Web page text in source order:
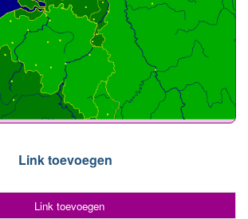
Link toevoegen
Link toevoegen